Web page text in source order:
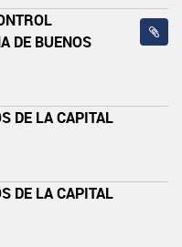
DE BUENOS
DE LA CAPITAL
DE LA CAPITAL